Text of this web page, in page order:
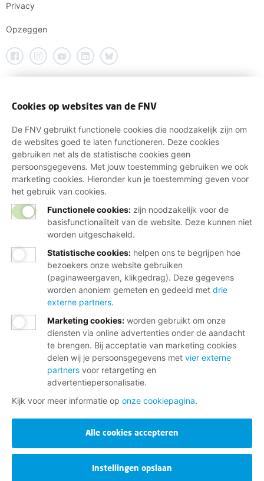
Privacy
Opzeggen
Cookies op websites van de FNV
De FNV gebruikt functionele cookies die noodzakelijk zijn om
de websites goed te laten functioneren. Deze cookies
gebruiken net als de statistische cookies geen
persoonsgegevens. Met jouw toestemming gebruiken we ook
marketing cookies. Hieronder kun je toestemming geven voor
het gebruik van cookies.
Functionele cookies: zijn noodzakelijk voor de
basisfunctionaliteit van de website. Deze kunnen niet
worden uitgeschakeld.
Statistische cookies: helpen ons te begrijpen hoe
bezoekers onze website gebruiken
(paginaweergaven, klikgedrag). Deze gegevens
worden anoniem gemeten en gedeeld met drie
externe partners.
Marketing cookies: worden gebruikt om onze
diensten via online advertenties onder de aandacht
te brengen. Bij acceptatie van marketing cookies
delen wij je persoonsgegevens met vier externe
partners voor retargeting en
advertentiepersonalisatie.
Kijk voor meer informatie op onze cookiepagina.
Alle cookies accepteren
Instellingen opslaan